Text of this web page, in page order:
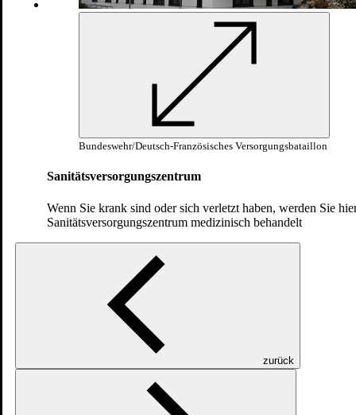
Bundeswehr/Deutsch-Französisches Versorgungsbataillon
Sanitätsversorgungszentrum
Wenn Sie krank sind oder sich verletzt haben, werden Sie
Sanitätsversorgungszentrum medizinisch behandelt
zurück
Am Platz der Gruppe sammelt der
bereitet sie gut auf den nächsten Auftrag vor.
Bundeswehr/Deutsch-Französisches
Versorgungsbataillon